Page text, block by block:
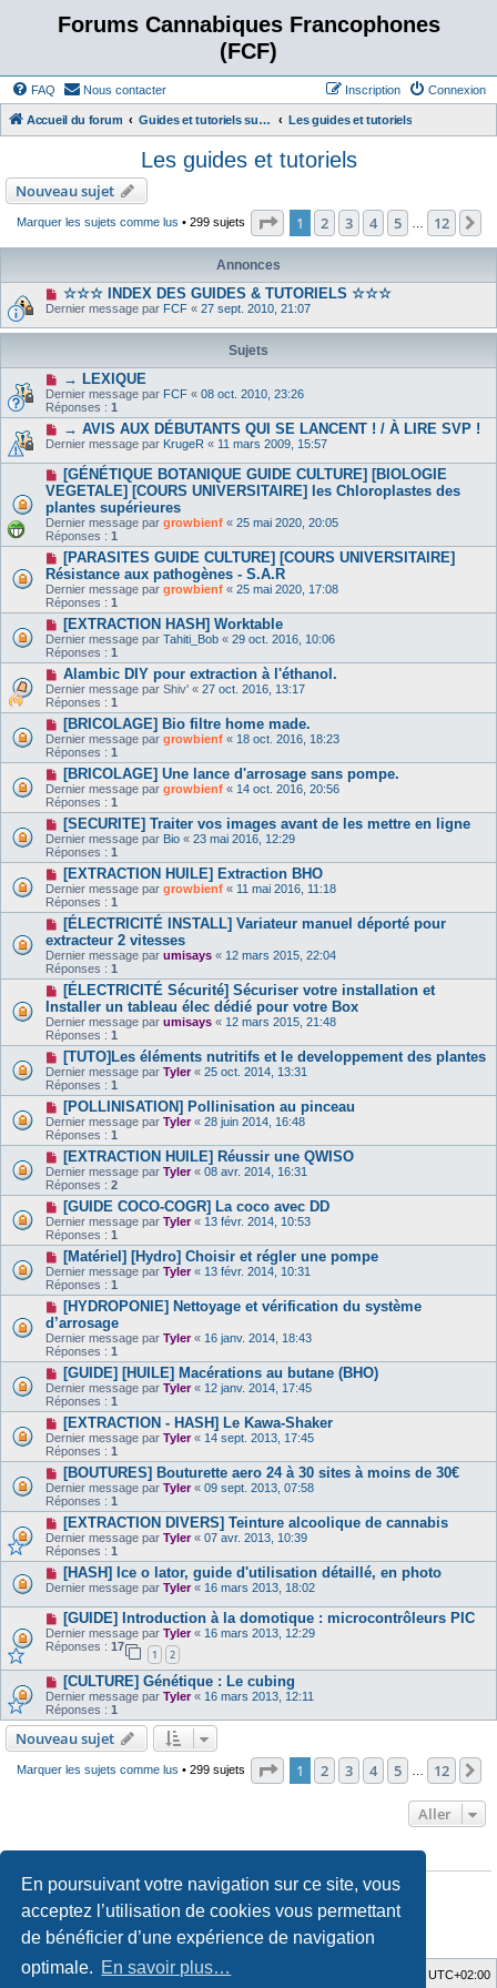
En poursuivant votre navigation sur ce site, vous
acceptez l’utilisation de cookies vous permettant
de bénéficier d’une expérience de navigation
optimale. En savoir plus…
Forums Cannabiques Francophones
(FCF)
FAQ Nous contacter Connexion
Inscription
Accueil du forum Guides et tutoriels sur la culture du cannabis Les guides et tutoriels
Les guides et tutoriels
Nouveau sujet
Marquer les sujets comme lus • 299 sujets Page 1sur12
1 2 3 4 5 12
Annonces
☆☆☆ INDEX DES GUIDES & TUTORIELS ☆☆☆
Dernier message par FCF « 27 sept. 2010, 21:07
Sujets
→ LEXIQUE
Dernier message par FCF « 08 oct. 2010, 23:26
Réponses : 1
→ AVIS AUX DÉBUTANTS QUI SE LANCENT ! / À LIRE SVP !
Dernier message par KrugeR « 11 mars 2009, 15:57
[GÉNÉTIQUE BOTANIQUE GUIDE CULTURE] [BIOLOGIE
VEGETALE] [COURS UNIVERSITAIRE] les Chloroplastes des
plantes supérieures
Dernier message par growbienf « 25 mai 2020, 20:05
Réponses : 1
[PARASITES GUIDE CULTURE] [COURS UNIVERSITAIRE]
Résistance aux pathogènes - S.A.R
Dernier message par growbienf « 25 mai 2020, 17:08
Réponses : 1
[EXTRACTION HASH] Worktable
Dernier message par Tahiti_Bob « 29 oct. 2016, 10:06
Réponses : 1
Alambic DIY pour extraction à l'éthanol.
Dernier message par Shiv' « 27 oct. 2016, 13:17
Réponses : 1
[BRICOLAGE] Bio filtre home made.
Dernier message par growbienf « 18 oct. 2016, 18:23
Réponses : 1
[BRICOLAGE] Une lance d'arrosage sans pompe.
Dernier message par growbienf « 14 oct. 2016, 20:56
Réponses : 1
[SECURITE] Traiter vos images avant de les mettre en ligne
Dernier message par Bio « 23 mai 2016, 12:29
Réponses : 1
[EXTRACTION HUILE] Extraction BHO
Dernier message par growbienf « 11 mai 2016, 11:18
Réponses : 1
[ÉLECTRICITÉ INSTALL] Variateur manuel déporté pour
extracteur 2 vitesses
Dernier message par umisays « 12 mars 2015, 22:04
Réponses : 1
[ÉLECTRICITÉ Sécurité] Sécuriser votre installation et
Installer un tableau élec dédié pour votre Box
Dernier message par umisays « 12 mars 2015, 21:48
Réponses : 1
[TUTO]Les éléments nutritifs et le developpement des plantes
Dernier message par Tyler« 25 oct. 2014, 13:31
Réponses : 1
[POLLINISATION] Pollinisation au pinceau
Dernier message par Tyler« 28 juin 2014, 16:48
Réponses : 1
[EXTRACTION HUILE] Réussir une QWISO
Dernier message par Tyler« 08 avr. 2014, 16:31
Réponses : 2
[GUIDE COCO-COGR] La coco avec DD
Dernier message par Tyler« 13 févr. 2014, 10:53
Réponses : 1
[Matériel] [Hydro] Choisir et régler une pompe
Dernier message par Tyler« 13 févr. 2014, 10:31
Réponses : 1
[HYDROPONIE] Nettoyage et vérification du système
d’arrosage
Dernier message par Tyler« 16 janv. 2014, 18:43
Réponses : 1
[GUIDE] [HUILE] Macérations au butane (BHO)
Dernier message par Tyler« 12 janv. 2014, 17:45
Réponses : 1
[EXTRACTION - HASH] Le Kawa-Shaker
Dernier message par Tyler« 14 sept. 2013, 17:45
Réponses : 1
[BOUTURES] Bouturette aero 24 à 30 sites à moins de 30€
Dernier message par Tyler« 09 sept. 2013, 07:58
Réponses : 1
[EXTRACTION DIVERS] Teinture alcoolique de cannabis
Dernier message par Tyler« 07 avr. 2013, 10:39
Réponses : 1
[HASH] Ice o lator, guide d'utilisation détaillé, en photo
Dernier message par Tyler« 16 mars 2013, 18:02
[GUIDE] Introduction à la domotique : microcontrôleurs PIC
Dernier message par Tyler« 16 mars 2013, 12:29
Réponses : 17
1 2
[CULTURE] Génétique : Le cubing
Dernier message par Tyler« 16 mars 2013, 12:11
Réponses : 1
Nouveau sujet
Marquer les sujets comme lus • 299 sujets Page 1sur12
1 2 3 4 5 12
Aller
Vousne pouvez paspublier de nouveaux sujets dans ce forum
ne pouvez pas
répondre aux sujets dans ce forum
Vousne pouvez pas modifier vos messages dans ce forum
Vous
ne pouvez pas
supprimer vos messages dans ce forum
Vousne pouvez pas importer de pièces jointes dans ce forum
Accueil du forum UTC+02:00